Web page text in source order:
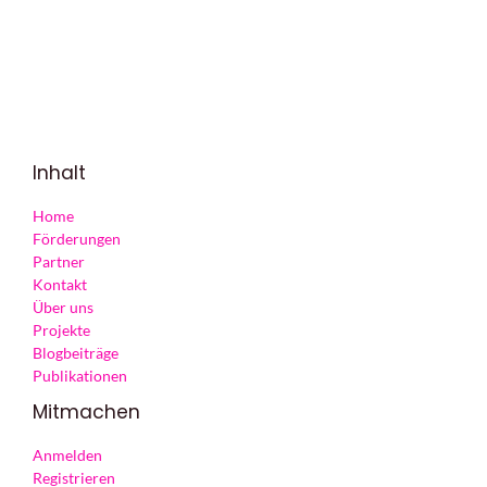
Inhalt
Home
Förderungen
Partner
Kontakt
Über uns
Projekte
Blogbeiträge
Publikationen
Mitmachen
Anmelden
Registrieren